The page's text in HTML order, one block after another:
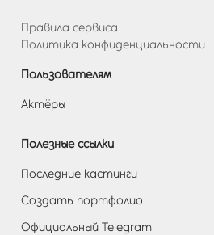
Правила сервиса
Политика конфиденциальности
Пользователям
Актёры
Полезные ссылки
Последние кастинги
Создать портфолио
Официальный Telegram